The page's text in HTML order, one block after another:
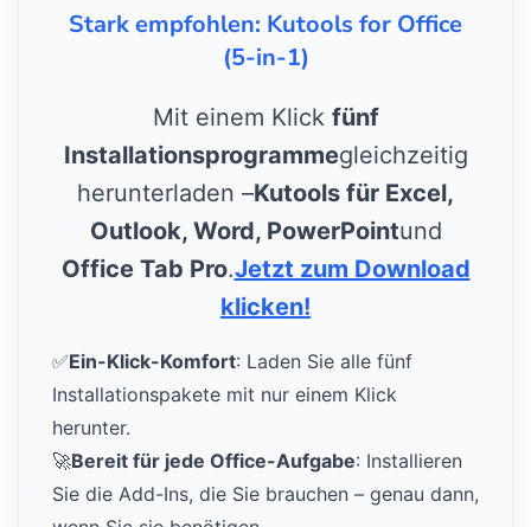
Stark empfohlen: Kutools for Office
(5-in-1)
Mit einem Klick fünf
Installationsprogrammegleichzeitig
herunterladen –Kutools für Excel,
Outlook, Word, PowerPointund
Office Tab Pro.Jetzt zum Download
klicken!
✅Ein-Klick-Komfort: Laden Sie alle fünf
Installationspakete mit nur einem Klick
herunter.
🚀Bereit für jede Office-Aufgabe: Installieren
Sie die Add-Ins, die Sie brauchen – genau dann,